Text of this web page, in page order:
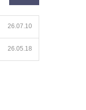
26.07.10
26.05.18